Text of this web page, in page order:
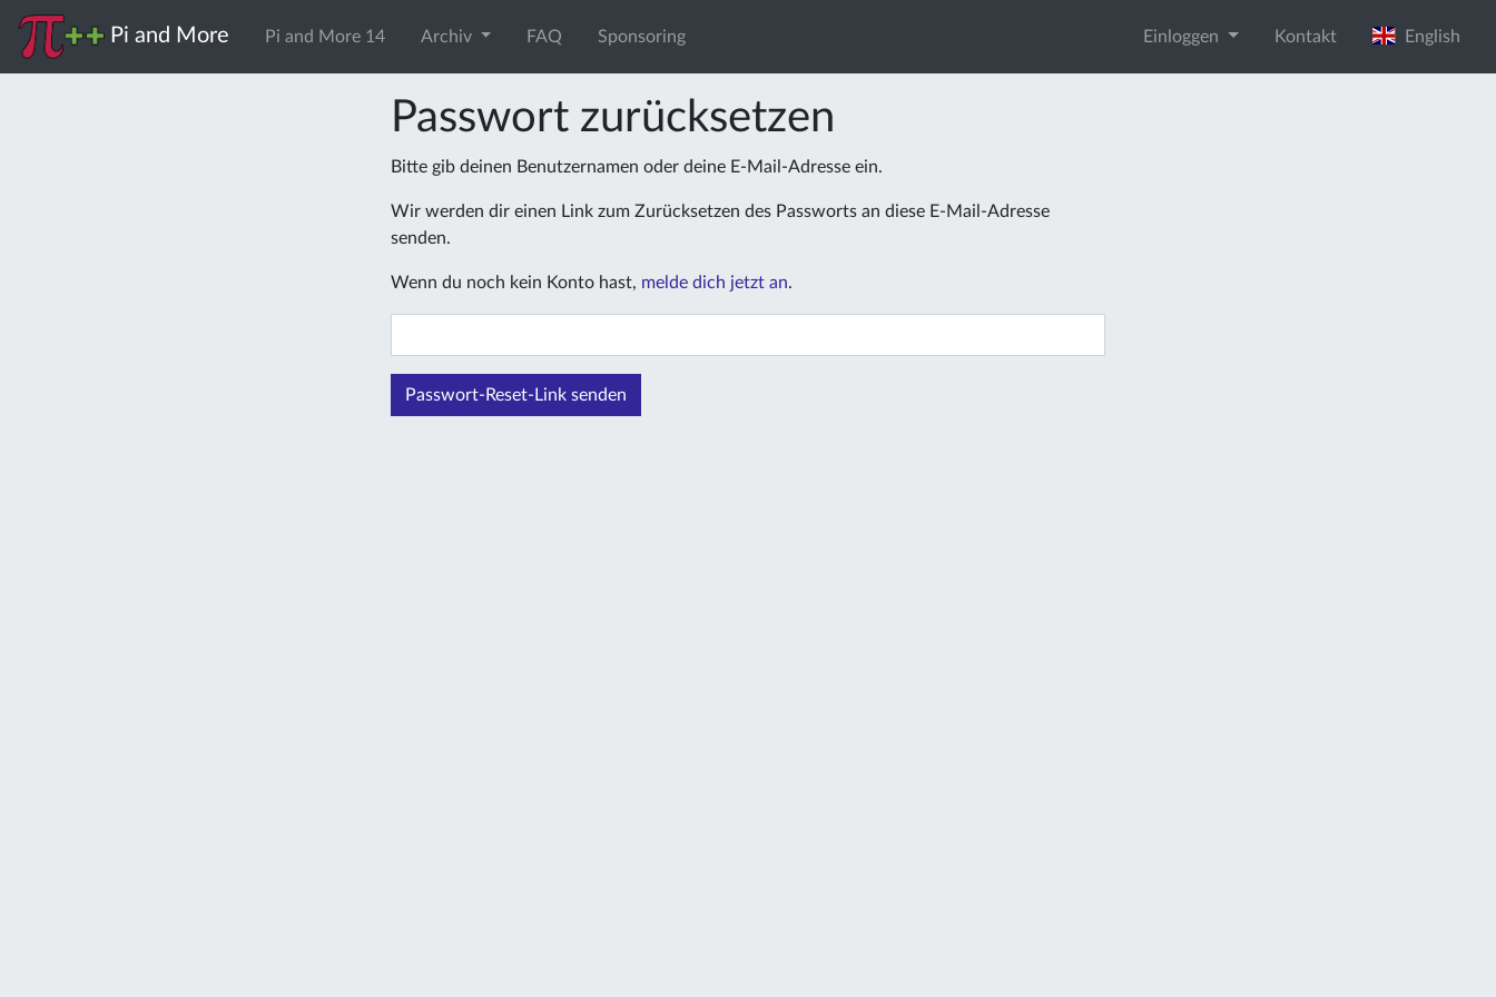
Pi and More Pi and More 14 Archiv FAQ Sponsoring Einloggen Kontakt English
Passwort zurücksetzen
Bitte gib deinen Benutzernamen oder deine E-Mail-Adresse ein.
Wir werden dir einen Link zum Zurücksetzen des Passworts an diese E-Mail-Adresse
senden.
Wenn du noch kein Konto hast, melde dich jetzt an.